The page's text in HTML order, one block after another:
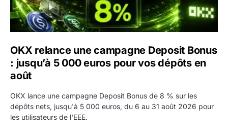
OKX relance une campagne Deposit Bonus
: jusqu’à 5 000 euros pour vos dépôts en
août
OKX lance une campagne Deposit Bonus de 8 % sur les
dépôts nets, jusqu'à 5 000 euros, du 6 au 31 août 2026 pour
les utilisateurs de l'EEE.